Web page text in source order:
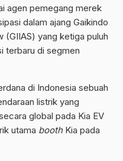
agen pemegang merek
dalam ajang Gaikindo
(GIIAS) yang ketiga puluh
terbaru di segmen
di Indonesia sebuah
listrik yang
global pada Kia EV
utama booth Kia pada